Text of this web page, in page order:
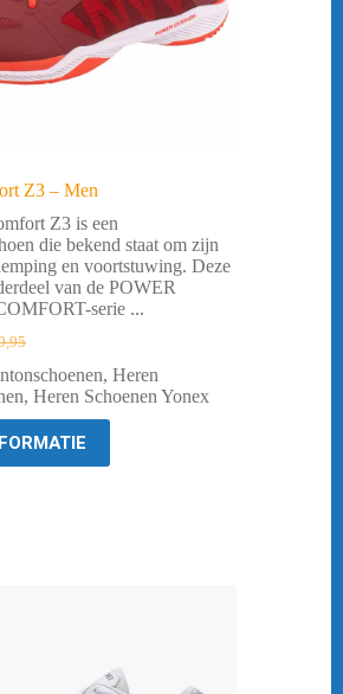
Z3 – Men
Z3 is een
die bekend staat om zijn
en voortstuwing. Deze
van de POWER
serie ...
, Heren
, Heren Schoenen Yonex